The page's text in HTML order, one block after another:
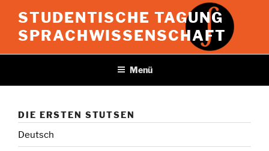
Inhalt
springen
STUDENTISCHE TAGUNG
SPRACHWISSENSCHAFT
Menü
DIE ERSTEN STUTSEN
Deutsch